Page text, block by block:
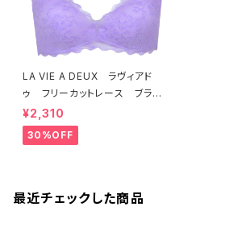
LA VIE A DEUX ラヴィアド
ゥ フリーカットレース ブラレ
ット ソフトブラ（ラベンダー）22
463 SALE 送料無料
¥2,310
30%OFF
最近チェックした商品